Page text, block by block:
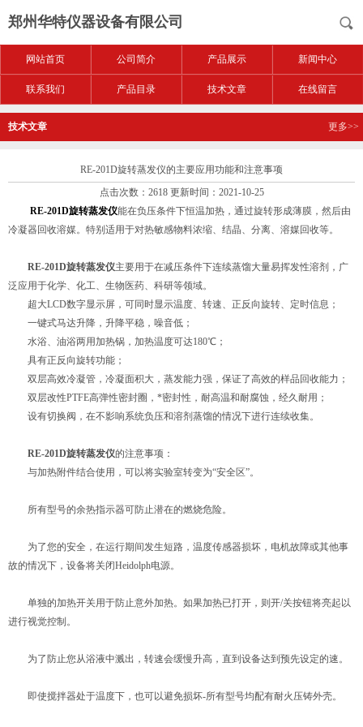
郑州华特仪器设备有限公司
网站首页 公司简介 产品展示 新闻中心
联系我们 产品目录 技术文章 在线留言
技术文章 更多>>
RE-201D旋转蒸发仪的主要应用功能和注意事项
点击次数：2618 更新时间：2021-10-25
RE-201D旋转蒸发仪能在负压条件下恒温加热，通过旋转形成薄膜，然后由
冷凝器回收溶媒。特别适用于对热敏感物料浓缩、结晶、分离、溶媒回收等。
RE-201D旋转蒸发仪主要用于在减压条件下连续蒸馏大量易挥发性溶剂，广
泛应用于化学、化工、生物医药、科研等领域。
超大LCD数字显示屏，可同时显示温度、转速、正反向旋转、定时信息；
一键式马达升降，升降平稳，噪音低；
水浴、油浴两用加热锅，加热温度可达180℃；
具有正反向旋转功能；
双层高效冷凝管，冷凝面积大，蒸发能力强，保证了高效的样品回收能力；
双层改性PTFE高弹性密封圈，*密封性，耐高温和耐腐蚀，经久耐用；
设有切换阀，在不影响系统负压和溶剂蒸馏的情况下进行连续收集。
RE-201D旋转蒸发仪的注意事项：
与加热附件结合使用，可以将实验室转变为“安全区”。
所有型号的余热指示器可防止潜在的燃烧危险。
为了您的安全，在运行期间发生短路，温度传感器损坏，电机故障或其他事
故的情况下，设备将关闭Heidolph电源。
单独的加热开关用于防止意外加热。如果加热已打开，则开/关按钮将亮起以
进行视觉控制。
为了防止您从浴液中溅出，转速会缓慢升高，直到设备达到预先设定的速。
即使搅拌器处于温度下，也可以避免损坏-所有型号均配有耐火压铸外壳。